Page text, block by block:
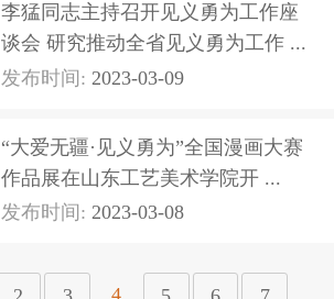
李猛同志主持召开见义勇为工作座
谈会 研究推动全省见义勇为工作 ...
发布时间: 2023-03-09
“大爱无疆·见义勇为”全国漫画大赛
作品展在山东工艺美术学院开 ...
发布时间: 2023-03-08
4